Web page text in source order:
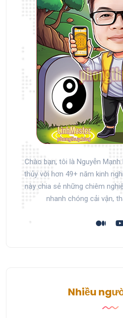
Chào bạn, tôi là Nguyễn
thủy với hơn 49+ năm kinh
này chia sẻ những chiêm
nhanh chóng cải vận,
Nhiều